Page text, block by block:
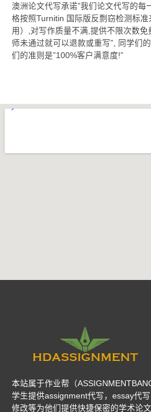
澳洲论文代写承诺”我们论文代写的每
格按照Turnitin 国际版反剽窃检测标
用）,对写作质量不满,提供不限次数
师未通过就可以退款或重写”, 同学们
们的准则是”100%客户满意度!”
本站属于作业帮（
学生提供assignment代写，essay代
修改等为他们提供快捷保密的学术论